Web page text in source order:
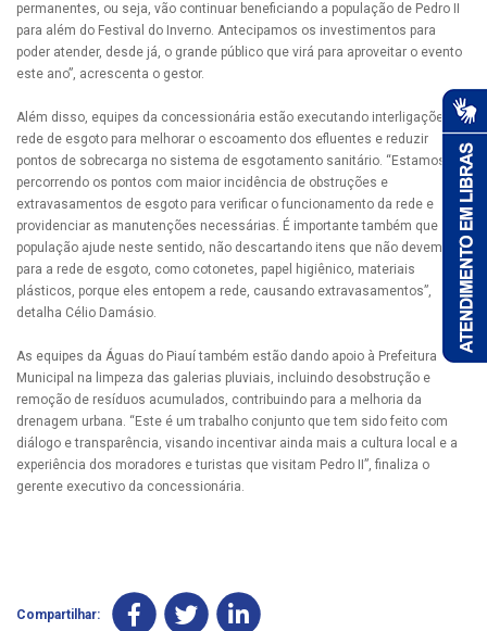
permanentes, ou seja, vão continuar beneficiando a população de Pedro II
para além do Festival do Inverno. Antecipamos os investimentos para
poder atender, desde já, o grande público que virá para aproveitar o evento
este ano”, acrescenta o gestor.
Além disso, equipes da concessionária estão executando interligações de
rede de esgoto para melhorar o escoamento dos efluentes e reduzir
pontos de sobrecarga no sistema de esgotamento sanitário. “Estamos
percorrendo os pontos com maior incidência de obstruções e
extravasamentos de esgoto para verificar o funcionamento da rede e
providenciar as manutenções necessárias. É importante também que a
população ajude neste sentido, não descartando itens que não devem ir
para a rede de esgoto, como cotonetes, papel higiênico, materiais
plásticos, porque eles entopem a rede, causando extravasamentos”,
detalha Célio Damásio.
As equipes da Águas do Piauí também estão dando apoio à Prefeitura
Municipal na limpeza das galerias pluviais, incluindo desobstrução e
remoção de resíduos acumulados, contribuindo para a melhoria da
drenagem urbana. “Este é um trabalho conjunto que tem sido feito com
diálogo e transparência, visando incentivar ainda mais a cultura local e a
experiência dos moradores e turistas que visitam Pedro II”, finaliza o
gerente executivo da concessionária.
Compartilhar: